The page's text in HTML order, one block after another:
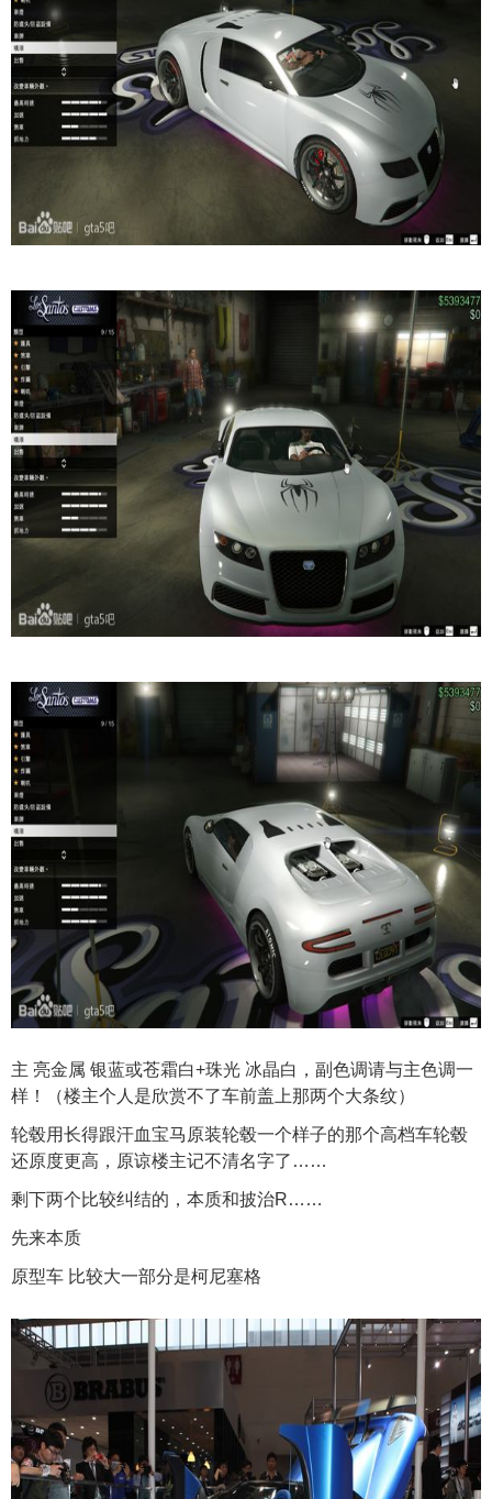
主 亮金属 银蓝或苍霜白+珠光 冰晶白，副色调请与主色调一
样！（楼主个人是欣赏不了车前盖上那两个大条纹）
轮毂用长得跟汗血宝马原装轮毂一个样子的那个高档车轮毂
还原度更高，原谅楼主记不清名字了……
剩下两个比较纠结的，本质和披治R……
先来本质
原型车 比较大一部分是柯尼塞格